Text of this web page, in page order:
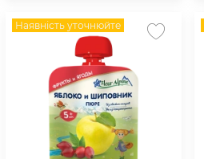
Наявність уточнюйте